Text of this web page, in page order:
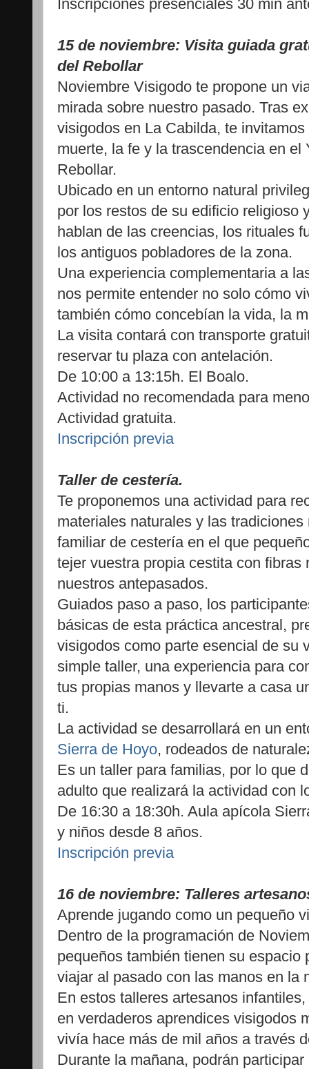
Inscripciones presenciales 30 min
15 de noviembre: Visita guiada
del Rebollar
Noviembre Visigodo te propone un
mirada sobre nuestro pasado. Tras
visigodos en La Cabilda, te
muerte, la fe y la trascendencia en el
Rebollar.
Ubicado en un entorno natural
por los restos de su edificio religioso
hablan de las creencias, los rituales
los antiguos pobladores de la zona.
Una experiencia complementaria a
nos permite entender no solo cómo
también cómo concebían la vida, la
La visita contará con transporte
reservar tu plaza con antelación.
De 10:00 a 13:15h. El Boalo.
Actividad no recomendada para
Actividad gratuita.
Inscripción previa
Taller de cestería.
Te proponemos una actividad para
materiales naturales y las
familiar de cestería en el que
tejer vuestra propia cestita con fibras
nuestros antepasados.
Guiados paso a paso, los
básicas de esta práctica ancestral,
visigodos como parte esencial de su
simple taller, una experiencia para
tus propias manos y llevarte a casa
ti.
La actividad se desarrollará en un
Sierra de Hoyo, rodeados de
Es un taller para familias, por lo que
adulto que realizará la actividad con
De 16:30 a 18:30h. Aula apícola
y niños desde 8 años.
Inscripción previa
16 de noviembre: Talleres
Aprende jugando como un pequeño
Dentro de la programación de
pequeños también tienen su espacio
viajar al pasado con las manos en la
En estos talleres artesanos
en verdaderos aprendices visigodos
vivía hace más de mil años a través
Durante la mañana, podrán